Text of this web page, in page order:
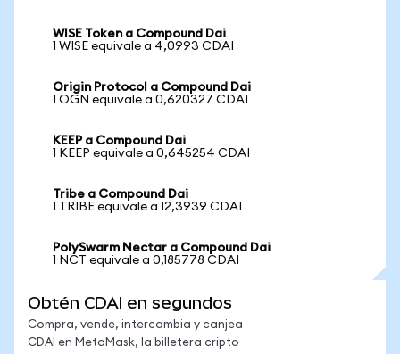
WISE Token a Compound Dai
1 WISE equivale a 4,0993 CDAI
Origin Protocol a Compound Dai
1 OGN equivale a 0,620327 CDAI
KEEP a Compound Dai
1 KEEP equivale a 0,645254 CDAI
Tribe a Compound Dai
1 TRIBE equivale a 12,3939 CDAI
PolySwarm Nectar a Compound Dai
1 NCT equivale a 0,185778 CDAI
Obtén CDAI en segundos
Compra, vende, intercambia y canjea
CDAI en MetaMask, la billetera cripto